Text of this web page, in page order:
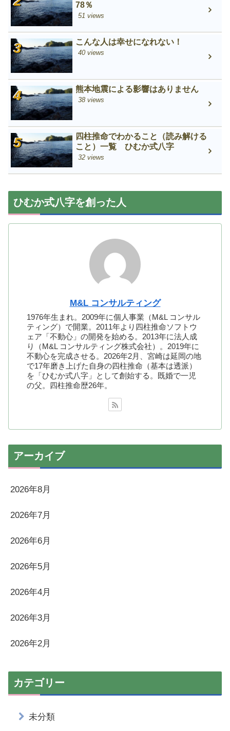
78％
51 views
こんな人は幸せになれない！
40 views
熊本地震による影響はありません
38 views
四柱推命でわかること（読み解ける
こと）一覧 ひむか式八字
32 views
ひむか式八字を創った人
M&L コンサルティング
1976年生まれ。2009年に個人事業（M&L コンサル
ティング）で開業。2011年より四柱推命ソフトウ
ェア「不動心」の開発を始める。2013年に法人成
り（M&L コンサルティング株式会社）。2019年に
不動心を完成させる。2026年2月、宮崎は延岡の地
で17年磨き上げた自身の四柱推命（基本は透派）
を「ひむか式八字」として創始する。既婚で一児
の父。四柱推命歴26年。
アーカイブ
2026年8月
2026年7月
2026年6月
2026年5月
2026年4月
2026年3月
2026年2月
カテゴリー
未分類